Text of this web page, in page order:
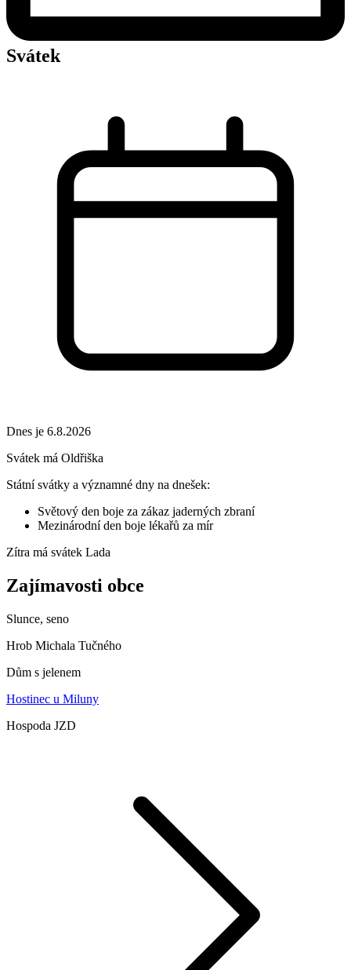
Svátek
Dnes je 6.8.2026
Svátek má Oldřiška
Státní svátky a významné dny na dnešek:
Světový den boje za zákaz jaderných zbraní
Mezinárodní den boje lékařů za mír
Zítra má svátek Lada
Zajímavosti obce
Slunce, seno
Hrob Michala Tučného
Dům s jelenem
Hostinec u Miluny
Hospoda JZD